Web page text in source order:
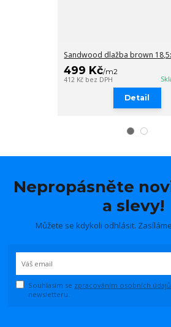
Sandwood dlažba brown
499 Kč/m2
412 Kč bez DPH
Detail
Nepropásněte
a slevy!
Můžete se kdykoli odhlásit.
Souhlasím se zpracováním osobních údajů
newsletteru.